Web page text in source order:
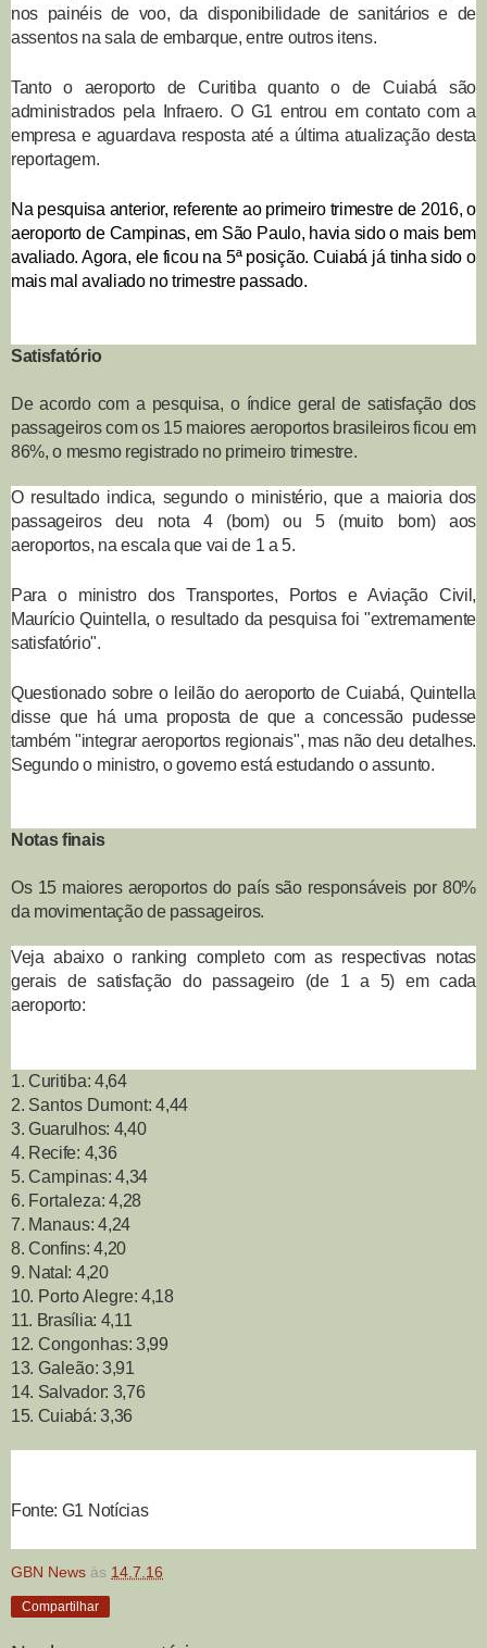
nos painéis de voo, da disponibilidade de sanitários e de
assentos na sala de embarque, entre outros itens.
Tanto o aeroporto de Curitiba quanto o de Cuiabá são
administrados pela Infraero. O G1 entrou em contato com a
empresa e aguardava resposta até a última atualização desta
reportagem.
Na pesquisa anterior, referente ao primeiro trimestre de 2016, o
aeroporto de Campinas, em São Paulo, havia sido o mais bem
avaliado. Agora, ele ficou na 5ª posição. Cuiabá já tinha sido o
mais mal avaliado no trimestre passado.
Satisfatório
De acordo com a pesquisa, o índice geral de satisfação dos
passageiros com os 15 maiores aeroportos brasileiros ficou em
86%, o mesmo registrado no primeiro trimestre.
O resultado indica, segundo o ministério, que a maioria dos
passageiros deu nota 4 (bom) ou 5 (muito bom) aos
aeroportos, na escala que vai de 1 a 5.
Para o ministro dos Transportes, Portos e Aviação Civil,
Maurício Quintella, o resultado da pesquisa foi "extremamente
satisfatório".
Questionado sobre o leilão do aeroporto de Cuiabá, Quintella
disse que há uma proposta de que a concessão pudesse
também "integrar aeroportos regionais", mas não deu detalhes.
Segundo o ministro, o governo está estudando o assunto.
Notas finais
Os 15 maiores aeroportos do país são responsáveis por 80%
da movimentação de passageiros.
Veja abaixo o ranking completo com as respectivas notas
gerais de satisfação do passageiro (de 1 a 5) em cada
aeroporto:
1. Curitiba: 4,64
2. Santos Dumont: 4,44
3. Guarulhos: 4,40
4. Recife: 4,36
5. Campinas: 4,34
6. Fortaleza: 4,28
7. Manaus: 4,24
8. Confins: 4,20
9. Natal: 4,20
10. Porto Alegre: 4,18
11. Brasília: 4,11
12. Congonhas: 3,99
13. Galeão: 3,91
14. Salvador: 3,76
15. Cuiabá: 3,36
Fonte: G1 Notícias
GBN News às 14.7.16
Compartilhar